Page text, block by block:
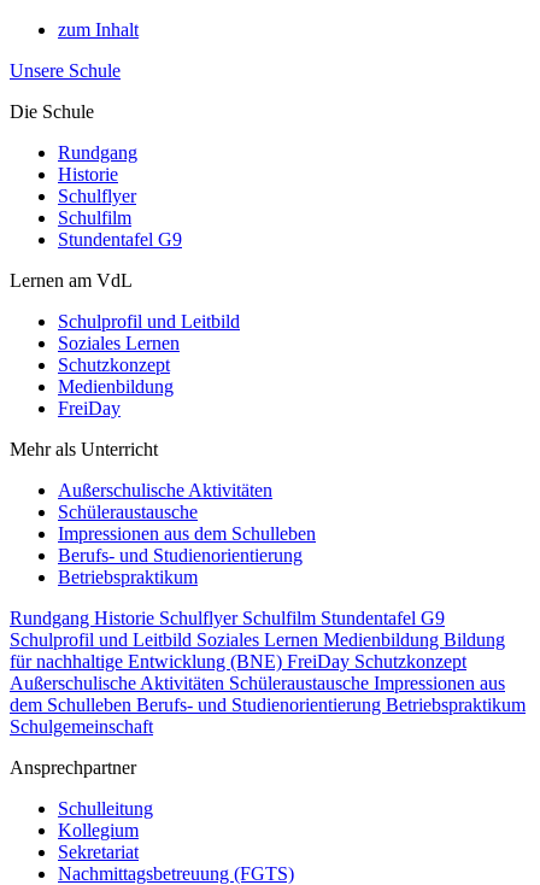
zum Inhalt
Unsere Schule
Die Schule
Rundgang
Historie
Schulflyer
Schulfilm
Stundentafel G9
Lernen am VdL
Schulprofil und Leitbild
Soziales Lernen
Schutzkonzept
Medienbildung
FreiDay
Mehr als Unterricht
Außerschulische Aktivitäten
Schüleraustausche
Impressionen aus dem Schulleben
Berufs- und Studienorientierung
Betriebspraktikum
Rundgang Historie Schulflyer Schulfilm Stundentafel G9
Schulprofil und Leitbild Soziales Lernen Medienbildung Bildung
für nachhaltige Entwicklung (BNE) FreiDay Schutzkonzept
Außerschulische Aktivitäten Schüleraustausche Impressionen aus
dem Schulleben Berufs- und Studienorientierung Betriebspraktikum
Schulgemeinschaft
Ansprechpartner
Schulleitung
Kollegium
Sekretariat
Nachmittagsbetreuung (FGTS)